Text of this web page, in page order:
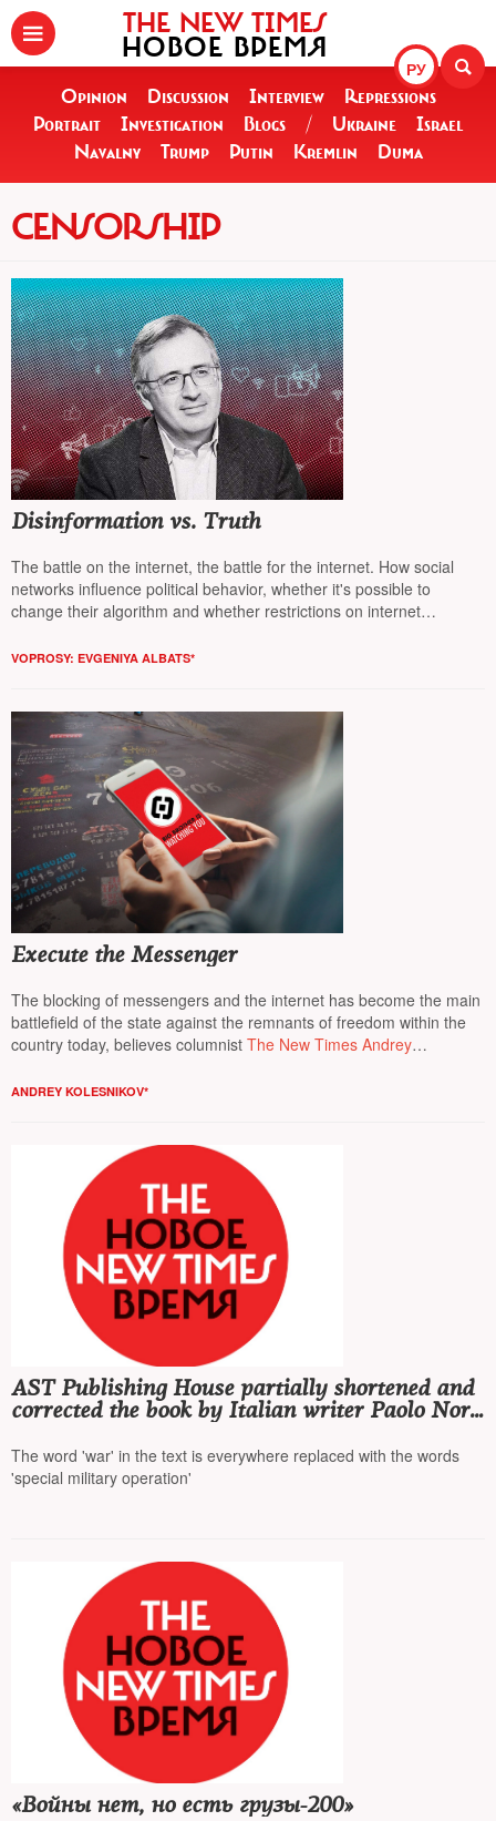
РУ
THE NEW TIMES
НОВОЕ ВРЕМЯ
Opinion Discussion Interview
Repressions
Portrait
Investigation Blogs / Ukraine
Israel
Navalny
Trump Putin Kremlin Duma
CENSORSHIP
Disinformation vs. Truth
The battle on the internet, the battle for the internet. How social
networks influence political behavior, whether it's possible to
change their algorithm and whether restrictions on internet
renowned economist, Dean of the London Business School
VOPROSY: EVGENIYA ALBATS*
Execute the Messenger
The blocking of messengers and the internet has become the main
battlefield of the state against the remnants of freedom within the
country today, believes columnist The New Times Andrey
ANDREY KOLESNIKOV*
AST Publishing House partially shortened and
corrected the book by Italian writer Paolo Nori,
and Putin
The word 'war' in the text is everywhere replaced with the words
'special military operation'
«Войны нет, но есть грузы-200»